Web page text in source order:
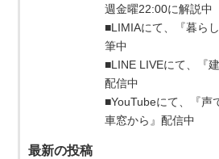
週金曜22:00に解説中
■LIMIAにて、『暮ら
筆中
■LINE LIVEにて、『
配信中
■YouTubeにて、『
車窓から』配信中
最新の投稿